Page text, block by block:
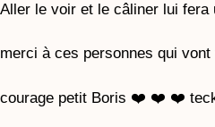
Aller le voir et le câliner lui fera
merci à ces personnes qui
courage petit Boris ❤️ ❤️ ❤️